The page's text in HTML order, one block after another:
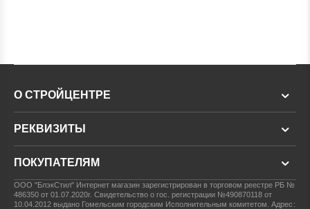
О СТРОЙЦЕНТРЕ
РЕКВИЗИТЫ
ПОКУПАТЕЛЯМ
ООО "БлэкСтил" Интернет магазин зарегистрирован в торговом реестре РБ №
486350 от 01.07.2020г.Свидетельство о гос. регистрации №490870118 от
10.04.2012 выдано Гомельским городским Исполнительным комитетом.Адрес: